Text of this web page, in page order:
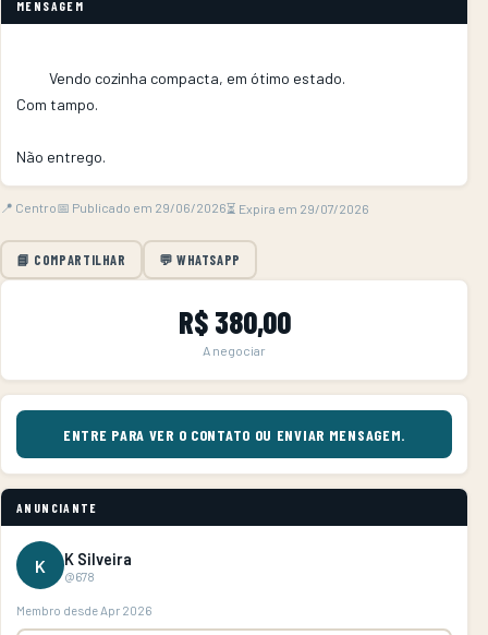
MENSAGEM
Com tampo.
Não entrego.
📍 Centro📅 Publicado em 29/06/2026⏳ Expira em 29/07/2026
📘 COMPARTILHAR 💬 WHATSAPP
R$ 380,00
A negociar
ENTRE PARA VER O CONTATO OU ENVIAR MENSAGEM.
ANUNCIANTE
K K Silveira
@678
Membro desde Apr 2026